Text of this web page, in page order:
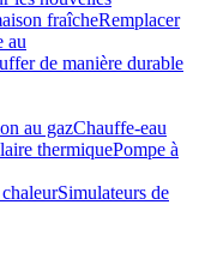
fraîcheRemplacer
au
de manière durable
au gazChauffe-eau
thermiquePompe à
Simulateurs de